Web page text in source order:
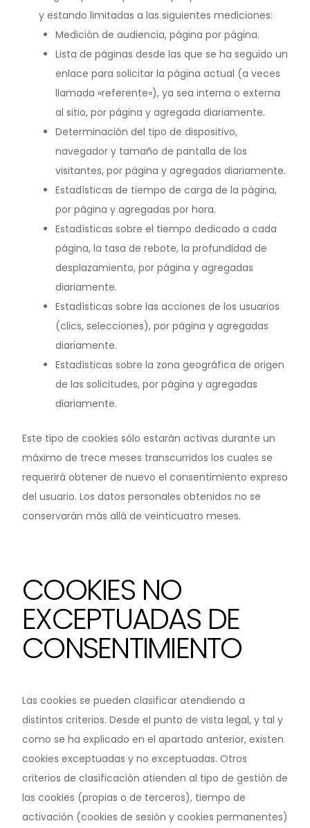
y estando limitadas a las siguientes mediciones:
Medición de audiencia, página por página.
Lista de páginas desde las que se ha seguido un
enlace para solicitar la página actual (a veces
llamada «referente»), ya sea interna o externa
al sitio, por página y agregada diariamente.
Determinación del tipo de dispositivo,
navegador y tamaño de pantalla de los
visitantes, por página y agregados diariamente.
Estadísticas de tiempo de carga de la página,
por página y agregadas por hora.
Estadísticas sobre el tiempo dedicado a cada
página, la tasa de rebote, la profundidad de
desplazamiento, por página y agregadas
diariamente.
Estadísticas sobre las acciones de los usuarios
(clics, selecciones), por página y agregadas
diariamente.
Estadísticas sobre la zona geográfica de origen
de las solicitudes, por página y agregadas
diariamente.
Este tipo de cookies sólo estarán activas durante un
máximo de trece meses transcurridos los cuales se
requerirá obtener de nuevo el consentimiento expreso
del usuario. Los datos personales obtenidos no se
conservarán más allá de veinticuatro meses.
COOKIES NO
EXCEPTUADAS DE
CONSENTIMIENTO
Las cookies se pueden clasificar atendiendo a
distintos criterios. Desde el punto de vista legal, y tal y
como se ha explicado en el apartado anterior, existen
cookies exceptuadas y no exceptuadas. Otros
criterios de clasificación atienden al tipo de gestión de
las cookies (propias o de terceros), tiempo de
activación (cookies de sesión y cookies permanentes)